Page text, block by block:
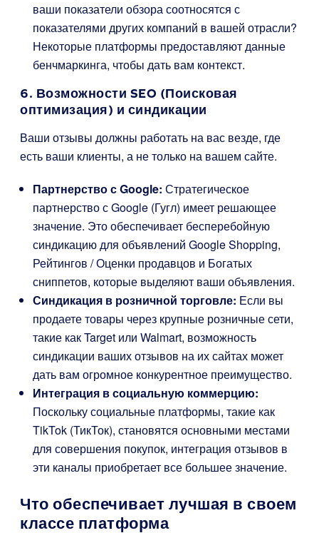
ваши показатели обзора соотносятся с
показателями других компаний в вашей отрасли?
Некоторые платформы предоставляют данные
бенчмаркинга, чтобы дать вам контекст.
6. Возможности SEO (Поисковая
оптимизация) и синдикации
Ваши отзывы должны работать на вас везде, где
есть ваши клиенты, а не только на вашем сайте.
Партнерство с Google: Стратегическое
партнерство с Google (Гугл) имеет решающее
значение. Это обеспечивает бесперебойную
синдикацию для объявлений Google Shopping,
Рейтингов / Оценки продавцов и Богатых
сниппетов, которые выделяют ваши объявления.
Синдикация в розничной торговле: Если вы
продаете товары через крупные розничные сети,
такие как Target или Walmart, возможность
синдикации ваших отзывов на их сайтах может
дать вам огромное конкурентное преимущество.
Интеграция в социальную коммерцию:
Поскольку социальные платформы, такие как
TikTok (ТикТок), становятся основными местами
для совершения покупок, интеграция отзывов в
эти каналы приобретает все большее значение.
Что обеспечивает лучшая в своем
классе платформа